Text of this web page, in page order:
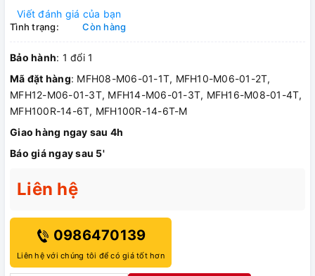
Viết đánh giá của bạn
Tình trạng: Còn hàng
Bảo hành: 1 đổi 1
Mã đặt hàng: MFH08-M06-01-1T, MFH10-M06-01-2T,
MFH12-M06-01-3T, MFH14-M06-01-3T, MFH16-M08-01-4T,
MFH100R-14-6T, MFH100R-14-6T-M
Giao hàng ngay sau 4h
Báo giá ngay sau 5'
Liên hệ
0986470139
Liên hệ với chúng tôi để có giá tốt hơn